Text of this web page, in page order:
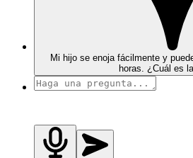
Mi hijo se enoja fácilmente y
horas. ¿Cuál es